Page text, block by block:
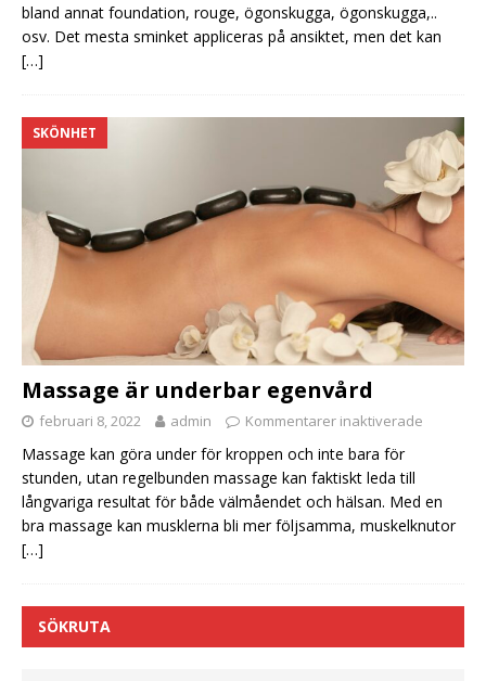
bland annat foundation, rouge, ögonskugga, ögonskugga,..
osv. Det mesta sminket appliceras på ansiktet, men det kan
[…]
SKÖNHET
Massage är underbar egenvård
februari 8, 2022 admin Kommentarer inaktiverade
Massage kan göra under för kroppen och inte bara för
stunden, utan regelbunden massage kan faktiskt leda till
långvariga resultat för både välmåendet och hälsan. Med en
bra massage kan musklerna bli mer följsamma, muskelknutor
[…]
SÖKRUTA